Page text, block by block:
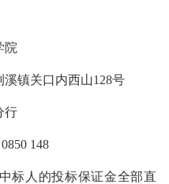
院
镇关口内西山128号
行
148
中标人 的投标保证金全部直